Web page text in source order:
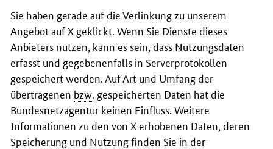
Sie haben gerade auf die Verlinkung zu unserem
Angebot auf X geklickt. Wenn Sie Dienste dieses
Anbieters nutzen, kann es sein, dass Nutzungsdaten
erfasst und gegebenenfalls in Serverprotokollen
gespeichert werden. Auf Art und Umfang der
übertragenen bzw. gespeicherten Daten hat die
Bundesnetzagentur keinen Einfluss. Weitere
Informationen zu den von X erhobenen Daten, deren
Speicherung und Nutzung finden Sie in der